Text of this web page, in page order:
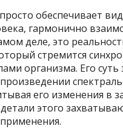
обеспечивает
гармонично
деле, это
стремится
организма. Его суть
его изменения в
этого